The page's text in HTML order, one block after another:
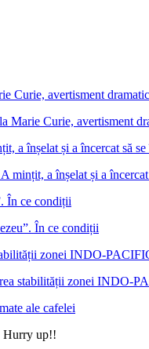
Marie Curie, avertisment
mințit, a înșelat și a
În ce condiții
stabilității zonei INDO-
ale cafelei
Hurry up!!